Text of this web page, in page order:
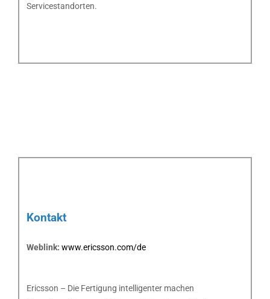
Servicestandorten.
Kontakt
Weblink: www.ericsson.com/de
Ericsson – Die Fertigung intelligenter machen